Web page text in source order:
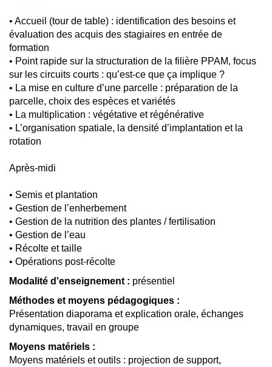
• Accueil (tour de table) : identification des besoins et
évaluation des acquis des stagiaires en entrée de
formation
• Point rapide sur la structuration de la filière PPAM, focus
sur les circuits courts : qu’est-ce que ça implique ?
• La mise en culture d’une parcelle : préparation de la
parcelle, choix des espèces et variétés
• La multiplication : végétative et régénérative
• L’organisation spatiale, la densité d’implantation et la
rotation
Après-midi
• Semis et plantation
• Gestion de l’enherbement
• Gestion de la nutrition des plantes / fertilisation
• Gestion de l’eau
• Récolte et taille
• Opérations post-récolte
Modalité d'enseignement : présentiel
Méthodes et moyens pédagogiques :
Présentation diaporama et explication orale, échanges
dynamiques, travail en groupe
Moyens matériels :
Moyens matériels et outils : projection de support,